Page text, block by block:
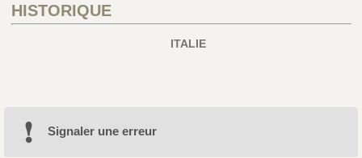
HISTORIQUE
ITALIE
Signaler une erreur